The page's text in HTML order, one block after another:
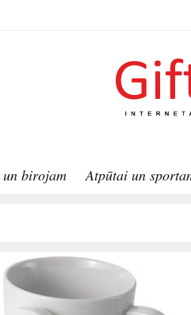
birojam Atpūtai un